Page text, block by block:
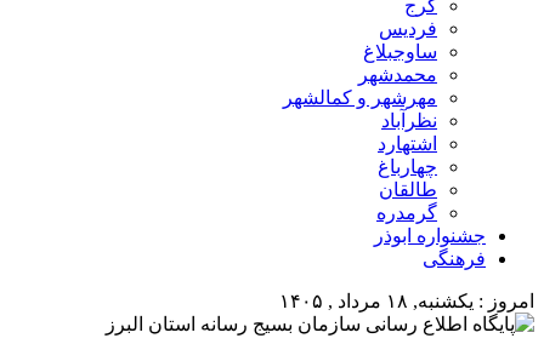
کرج
فردیس
ساوجبلاغ
محمدشهر
مهرشهر و کمالشهر
نظرآباد
اشتهارد
چهارباغ
طالقان
گرمدره
جشنواره ابوذر
فرهنگی
امروز : یکشنبه, ۱۸ مرداد , ۱۴۰۵